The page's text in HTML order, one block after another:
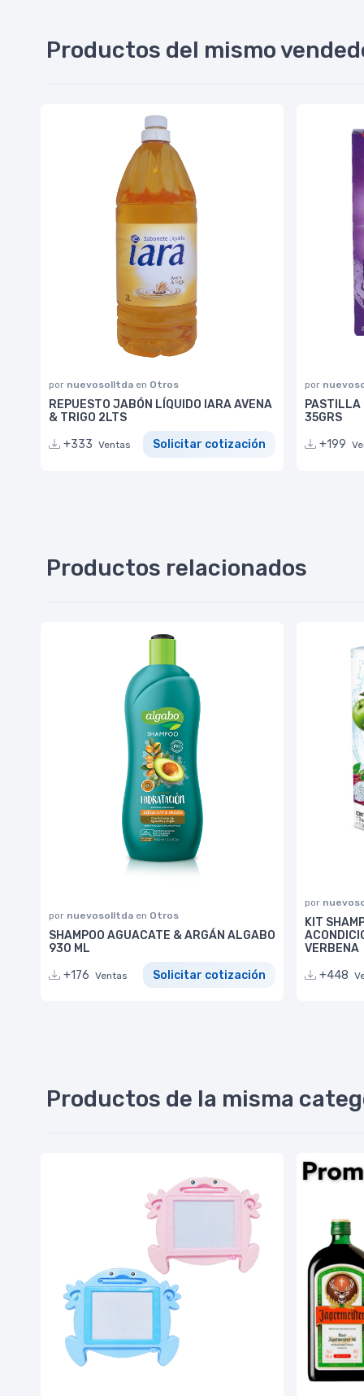
Productos del mismo
por nuevosolltda en Otros
REPUESTO JABÓN LÍQUIDO IARA AVENA
& TRIGO 2LTS
+333 Ventas Solicitar cotización
por
PASTILLA
35GRS
+199
Productos relacionados
por nuevosolltda en Otros
SHAMPOO AGUACATE & ARGÁN ALGABO
930 ML
+176 Ventas Solicitar cotización
por
KIT
VERBENA
+448
Productos de la misma